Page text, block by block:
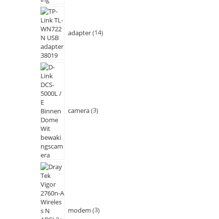
adapter 14
camera 3
modem 3